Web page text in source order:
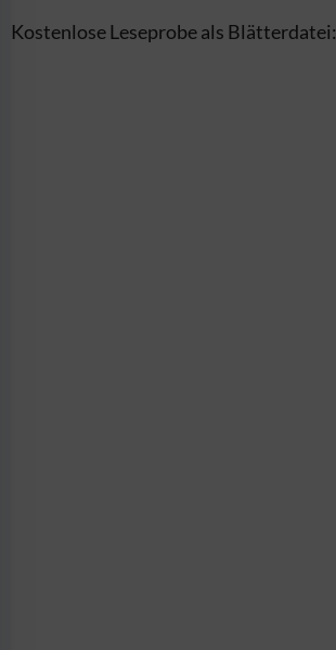
Kostenlose Leseprobe als Blätterdatei: